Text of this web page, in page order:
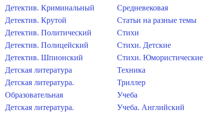
Детектив. Криминальный
Детектив. Крутой
Детектив. Политический
Детектив. Полицейский
Детектив. Шпионский
Детская литература
Детская литература.
Образовательная
Детская литература.
Средневековая
Статьи на разные темы
Стихи
Стихи. Детские
Стихи. Юмористические
Техника
Триллер
Учеба
Учеба. Английский